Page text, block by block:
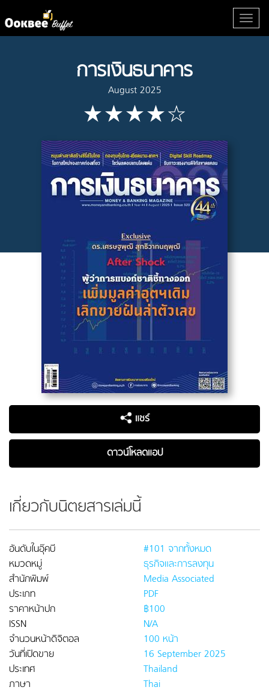
การเงินธนาคาร
August 2025
แชร์
ดาวน์โหลดแอป
เกี่ยวกับนิตยสารเล่มนี้
อันดับในอุ๊คบี
#101 จากทั้งหมด
หมวดหมู่
ธุรกิจและการลงทุน
สำนักพิมพ์
Media Associated
ประเภท
PDF
ราคาหน้าปก
฿100
ISSN
N/A
จำนวนหน้าดิจิตอล
100 หน้า
วันที่เปิดขาย
16 September 2025
ประเทศ
Thailand
ภาษา
Thai